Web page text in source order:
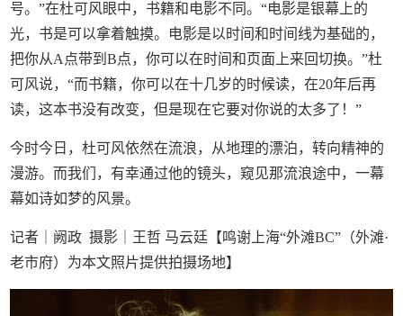
号。”在杜可风眼中，书籍和电影不同。“电影是银幕上的
光，书是可以拿着触摸。电影是以时间和时间线为基础的，
把你从A点带到B点，你可以在时间和页面上来回切换。”杜
可风说，“而书籍，你可以在十几岁的时候读，在20年后再
读，这本书没有改变，但是现在它要对你说的太多了！”
今时今日，杜可风依然在流浪，从地理的漂泊，转向精神的
漫游。而我们，有幸通过他的镜头，窥见那流浪途中，一幕
幕如诗如梦的风景。
记者｜阙政 摄影｜王哲 马云廷【鸣谢上海“外滩BC”（外滩·
老市府）为本文照片提供拍摄场地】